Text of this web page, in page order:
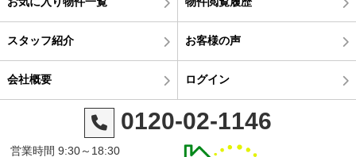
スタッフ紹介 お客様の声
会社概要 ログイン
0120-02-1146
営業時間 9:30～18:30